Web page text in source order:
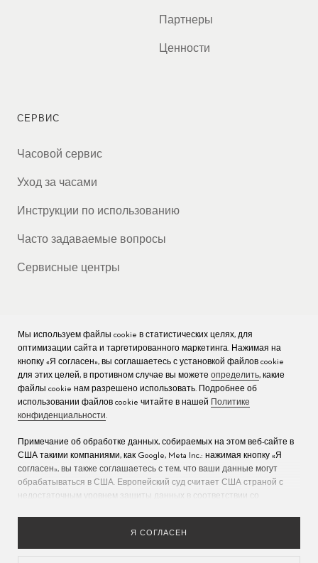
Партнеры
Ценности
СЕРВИС
Часовой сервис
Уход за часами
Инструкции по использованию
Часто задаваемые вопросы
Сервисные центры
КОМПАНИЯ
Вакансии
Пресс
Мы используем файлы cookie в статистических целях, для
оптимизации сайта и таргетированного маркетинга. Нажимая на
кнопку «Я согласен», вы соглашаетесь с установкой файлов cookie
для этих целей, в противном случае вы можете определить, какие
файлы cookie нам разрешено использовать. Подробнее об
использовании файлов cookie читайте в нашей
Политике
конфиденциальности.
Примечание об обработке данных, собираемых на этом веб-сайте в
США такими компаниями, как Google, Meta Inc.: нажимая кнопку «Я
согласен», вы также соглашаетесь с тем, что ваши данные могут
обрабатываться в США. Европейский суд считает США страной с
недостаточным уровнем защиты данных в соответствии со
только основные файлы cookie, чтобы исключить возможность
описанной выше передачи данных.
Я СОГЛАСЕН